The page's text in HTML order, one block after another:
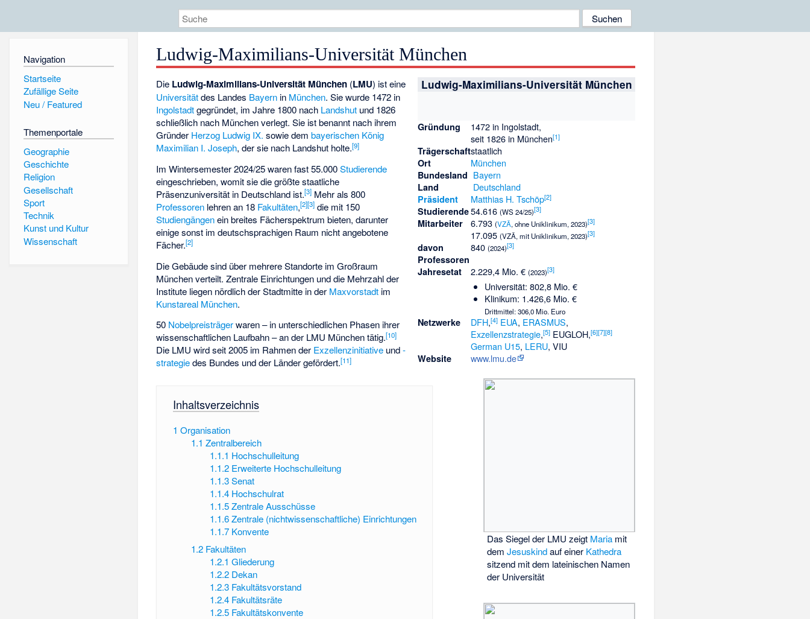
Navigation
Startseite
Zufällige Seite
Neu / Featured
Themenportale
Geographie
Geschichte
Religion
Gesellschaft
Sport
Technik
Kunst und Kultur
Wissenschaft
Ludwig-Maximilians-Universität München
Ludwig-Maximilians-Universität München
Gründung
1472 in Ingolstadt,
seit 1826 in München[1]
Trägerschaftstaatlich
Ort München
Bundesland Bayern
Land Deutschland
Präsident Matthias H. Tschöp[2]
Studierende54.616(WS 24/25)[3]
Mitarbeiter 6.793(VZÄ, ohne Uniklinikum, 2023)[3]
17.095(VZÄ, mit Uniklinikum, 2023)[3]
davon
Professoren
840(2024)[3]
Jahresetat 2.229,4 Mio. €(2023)[3]
Universität: 802,8 Mio. €
Klinikum: 1.426,6 Mio. €
Drittmittel: 306,0 Mio. Euro
Netzwerke DFH,[4] EUA, ERASMUS,
Exzellenzstrategie,[5] EUGLOH,[6][7][8]
German U15, LERU,VIU
Website www.lmu.de
Das Siegel der LMU zeigt Maria mit
demJesuskindauf einer Kathedra
sitzend mit dem lateinischen Namen
der Universität
Die Ludwig-Maximilians-Universität München (LMU) ist eine
Universitätdes Landes Bayern in München. Sie wurde 1472 in
Ingolstadtgegründet, im Jahre 1800 nach Landshut und 1826
schließlich nach München verlegt. Sie ist benannt nach ihrem
Gründer Herzog Ludwig IX. sowie dembayerischen König
Maximilian I. Joseph, der sie nach Landshut holte.[9]
Im Wintersemester 2024/25 waren fast 55.000Studierende
eingeschrieben, womit sie die größte staatliche
Präsenzuniversität in Deutschland ist.[3] Mehr als 800
Professoren lehren an 18 Fakultäten,[2][3] die mit 150
Studiengängenein breites Fächerspektrum bieten, darunter
einige sonst im deutschsprachigen Raum nicht angebotene
Fächer.[2]
Die Gebäude sind über mehrere Standorte im Großraum
München verteilt. Zentrale Einrichtungen und die Mehrzahl der
Institute liegen nördlich der Stadtmitte in der Maxvorstadt im
Kunstareal München.
50 Nobelpreisträgerwaren – in unterschiedlichen Phasen ihrer
wissenschaftlichen Laufbahn – an der LMU München tätig.[10]
Die LMU wird seit 2005 im Rahmen der Exzellenzinitiative und-
strategiedes Bundes und der Länder gefördert.[11]
Inhaltsverzeichnis
1 Organisation
1.1 Zentralbereich
1.1.1 Hochschulleitung
1.1.2 Erweiterte Hochschulleitung
1.1.3 Senat
1.1.4 Hochschulrat
1.1.5 Zentrale Ausschüsse
1.1.6 Zentrale (nichtwissenschaftliche) Einrichtungen
1.1.7 Konvente
1.2 Fakultäten
1.2.1 Gliederung
1.2.2 Dekan
1.2.3 Fakultätsvorstand
1.2.4 Fakultätsräte
1.2.5 Fakultätskonvente